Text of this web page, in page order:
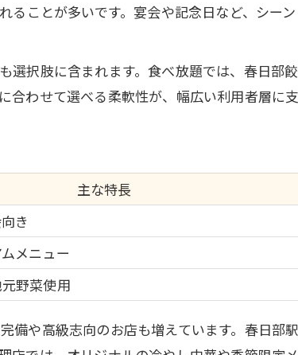
ることが多いです。宴会や記念日など、シー
選択肢に含まれます。食べ放題では、春日部
合わせて選べる柔軟性が、幅広い利用者層に
主な特長
き
メニュー
野菜使用
備や高級志向のお店も増えています。春日部